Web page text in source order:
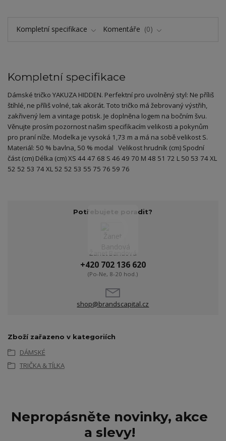
Kompletní specifikace Komentáře 0
Kompletní specifikace
Dámské tričko YAKUZA HIDDEN. Perfektní pro uvolněný styl: Ne příliš
štíhlé, ne příliš volné, tak akorát. Toto tričko má žebrovaný výstřih,
zakřivený lem a vintage potisk. Je doplněna logem na bočním švu.
Věnujte prosím pozornost našim specifikacím velikosti a pokynům
pro praní níže. Modelka je vysoká 1,73 m a má na sobě velikost S.
Materiál: 50 % bavlna, 50 % modal Velikost hrudník (cm) Spodní
část (cm) Délka (cm) XS 44 47 68 S 46 49 70 M 48 51 72 L 50 53 74 XL
52 52 53 74 XL 52 52 53 55 75 76 59 76
Potřebujete poradit?
Žanet Bandová
+420 702 136 620
(Po-Ne, 8-20 hod.)
shop@brandscapital.cz
Zboží zařazeno v kategoriích
DÁMSKÉ
TRIČKA & TÍLKA
Nepropásněte novinky, akce
a slevy!